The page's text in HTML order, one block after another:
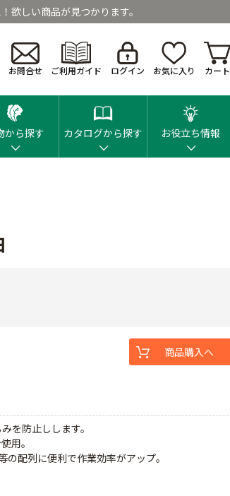
欲しい商品が見つかります。
お問合せ ご利用ガイド ログイン お気に入り カート
から探す カタログから探す お役立ち情報
を防止しします。
用。
配列に便利で作業効率がアップ。
商品購入へ